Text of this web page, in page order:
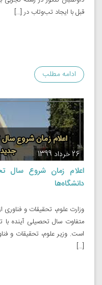
قبل با ایجاد تب‌وتاب در […]
ادامه مطلب
26 خرداد 1399
اعلام زمان شروع سال
دانشگاه‌ها
وزارت علوم، تحقیقات و فناوری
متفاوت سال تحصیلی آینده
است. وزیر علوم، تحقیقات و
[…]